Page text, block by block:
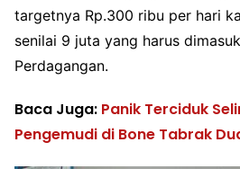
targetnya Rp.300 ribu per hari
senilai 9 juta yang harus
Perdagangan.
Baca Juga: Panik Terciduk
Pengemudi di Bone Tabrak